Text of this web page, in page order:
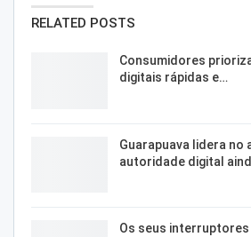
RELATED POSTS
Consumidores
digitais rápidas e…
Guarapuava lidera no
autoridade digital
Os seus